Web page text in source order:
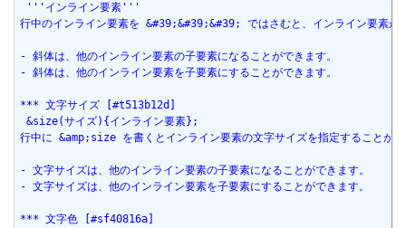
'''インライン要素'''
行中のインライン要素を &#39;&#39;&#39; ではさむと、インライン要
- 斜体は、他のインライン要素の子要素になることができます。
- 斜体は、他のインライン要素を子要素にすることができます。
*** 文字サイズ [#t513b12d]
&size(サイズ){インライン要素};
行中に &amp;size を書くとインライン要素の文字サイズを指定することが
- 文字サイズは、他のインライン要素の子要素になることができます。
- 文字サイズは、他のインライン要素を子要素にすることができます。
*** 文字色 [#sf40816a]